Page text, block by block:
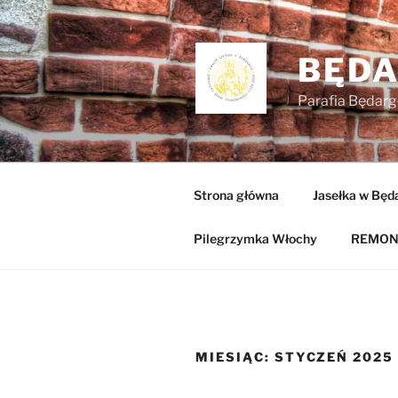
Przejdź
do
treści
Parafia
Strona główna Jasełka w
Pilegrzymka Włochy
MIESIĄC: STYCZEŃ 2025